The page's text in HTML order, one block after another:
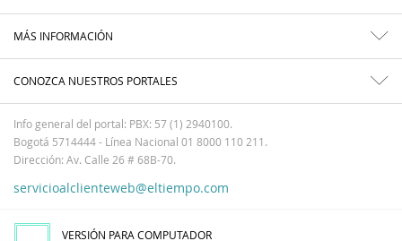
MÁS INFORMACIÓN
CONOZCA NUESTROS PORTALES
Info general del portal: PBX: 57 (1) 2940100.
Bogotá 5714444 - Línea Nacional 01 8000 110 211.
Dirección: Av. Calle 26 # 68B-70.
servicioalclienteweb@eltiempo.com
VERSIÓN PARA COMPUTADOR